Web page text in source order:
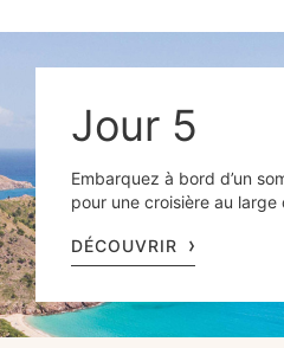
Jour 5
Embarquez à bord d’un
pour une croisière au large
DÉCOUVRIR